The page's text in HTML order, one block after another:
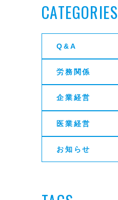
CATEGORIES
Q&A
労務関係
企業経営
医業経営
お知らせ